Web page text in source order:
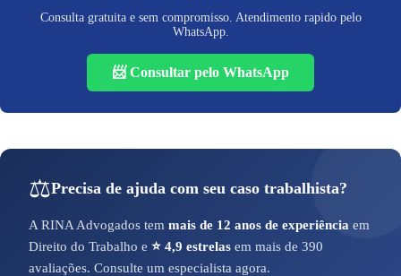
Consulta gratuita e sem compromisso. Atendimento rapido pelo
WhatsApp.
📨 Consultar pelo WhatsApp
⚖️Precisa de ajuda com seu caso trabalhista?
A RINA Advogados tem mais de 12 anos de experiência em
Direito do Trabalho e ⭐ 4,9 estrelas em mais de 390
avaliações. Consulte um especialista agora.